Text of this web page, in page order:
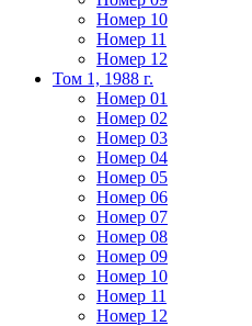
Номер 10
Номер 11
Номер 12
Том 1, 1988 г.
Номер 01
Номер 02
Номер 03
Номер 04
Номер 05
Номер 06
Номер 07
Номер 08
Номер 09
Номер 10
Номер 11
Номер 12